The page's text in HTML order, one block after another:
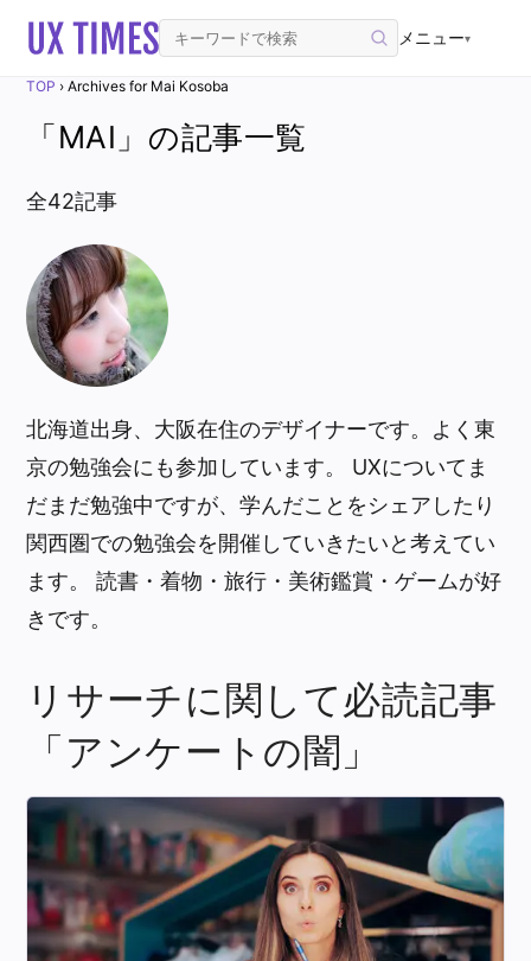
メニュー▾
TOP ›Archives for Mai Kosoba
「MAI」の記事一覧
全42記事
北海道出身、大阪在住のデザイナーです。よく東
京の勉強会にも参加しています。 UXについてま
だまだ勉強中ですが、学んだことをシェアしたり
関西圏での勉強会を開催していきたいと考えてい
ます。 読書・着物・旅行・美術鑑賞・ゲームが好
きです。
リサーチに関して必読記事
「アンケートの闇」